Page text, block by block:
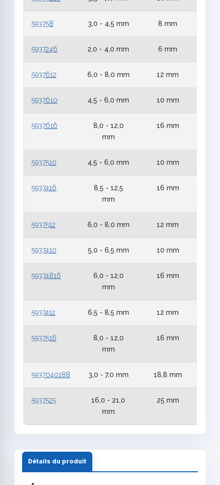
593758 3,0 - 4,5 mm 8 mm
5937246 2,0 - 4,0 mm 6 mm
5937612 6,0 - 8,0 mm 12 mm
5937610 4,5 - 6,0 mm 10 mm
5937616
8,0 - 12,0
mm
16 mm
5937510 4,5 - 6,0 mm 10 mm
5937416
8,5 - 12,5
mm
16 mm
5937512 6,0 - 8,0 mm 12 mm
5937410 5,0 - 6,5 mm 10 mm
59374816
6,0 - 12,0
mm
16 mm
5937412 6,5 - 8,5 mm 12 mm
5937516
8,0 - 12,0
mm
16 mm
5937040188 3,0 - 7,0 mm 18,8 mm
5937525
16,0 - 21,0
mm
25 mm
Détails du produit